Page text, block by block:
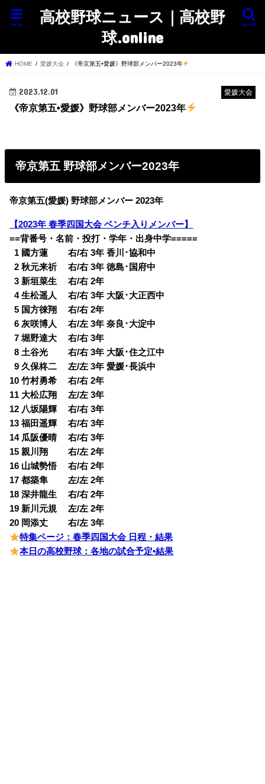
高校野球ニュース｜高校野
球.online
search
menu
HOME 愛媛大会 《帝京第五•愛媛》野球部メンバー2023年
愛媛大会
2023.12.01
《帝京第五•愛媛》野球部メンバー2023年
帝京第五 野球部メンバー2023年
帝京第五(愛媛) 野球部メンバー 2023年
【2023年 春季四国大会 ベンチ入りメンバー】
==背番号・名前・投打・学年・出身中学=====
1 國方蓮 右/右 3年 香川･協和中
02 秋元来祈 右/右 3年 徳島･国府中
03 新垣菜生 右/右 2年
04 生松遥人 右/右 3年 大阪･大正西中
05 国方徠翔 右/右 2年
06 灰咲博人 右/左 3年 奈良･大淀中
07 堀野達大 右/右 3年
08 土谷光 右/右 3年 大阪･住之江中
09 久保柊二 左/左 3年 愛媛･長浜中
10 竹村勇希 右/右 2年
11 大松広翔 左/左 3年
12 八坂陽輝 右/右 3年
13 福田遥輝 右/右 3年
14 瓜阪優晴 右/右 3年
15 親川翔 右/左 2年
16 山城勢悟 右/右 2年
17 都築隼 左/左 2年
18 深井龍生 右/右 2年
19 新川元規 左/左 2年
20 岡添丈 右/左 3年
特集ページ：春季四国大会 日程・結果
本日の高校野球：各地の試合予定•結果